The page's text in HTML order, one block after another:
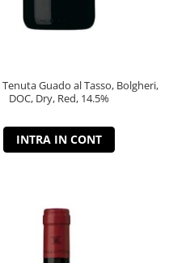
Guado al Tasso, Bolgheri,
DOC, Dry, Red, 14.5%
INTRA IN CONT